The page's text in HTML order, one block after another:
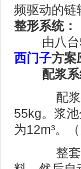
频驱动的链
整形系统：
由八台5
西门子方案
配浆
配浆系
55kg。浆
为12m³。（
整套方